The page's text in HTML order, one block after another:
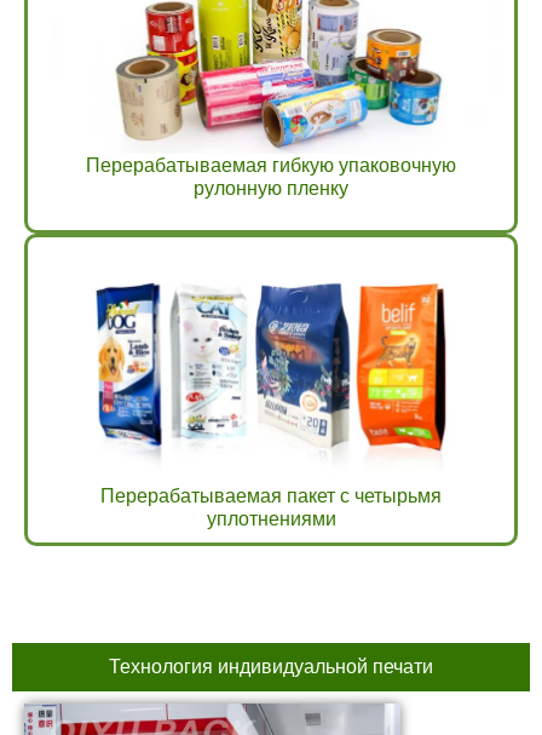
Перерабатываемая гибкую упаковочную
рулонную пленку
Перерабатываемая пакет с четырьмя
уплотнениями
Технология индивидуальной печати